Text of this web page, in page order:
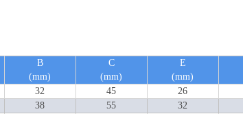
B
(mm)
C
(mm)
E
(mm)
32 45 26
38 55 32